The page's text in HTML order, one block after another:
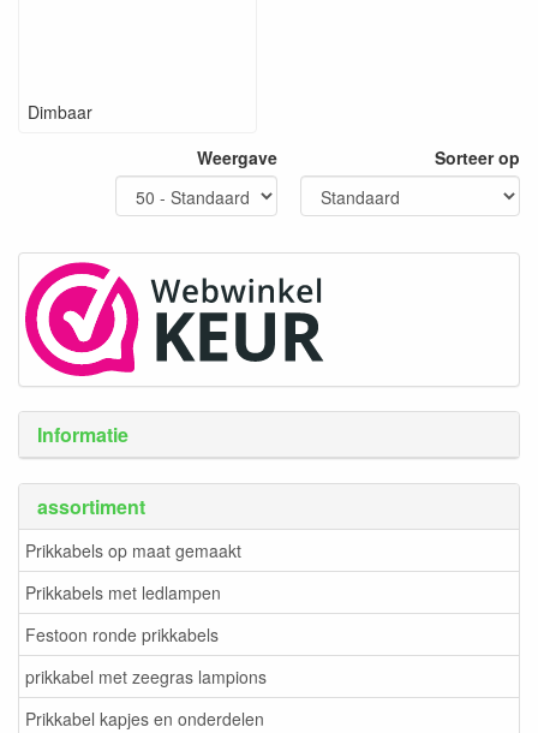
Informatie
assortiment
Prikkabels op maat gemaakt
Prikkabels met ledlampen
Festoon ronde prikkabels
prikkabel met zeegras lampions
Prikkabel kapjes en onderdelen
Dimbaar
Weergave
Sorteer op